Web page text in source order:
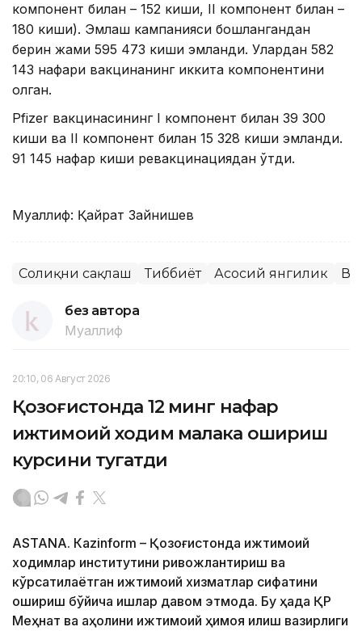
компонент билан – 152 киши, II компонент билан –
180 киши). Эмлаш кампанияси бошлангандан
берин жами 595 473 киши эмланди. Улардан 582
143 нафари вакцинанинг иккита компонентини
олган.
Pfizer вакцинасининг I компонент билан 39 300
киши ва II компонент билан 15 328 киши эмланди.
91 145 нафар киши ревакцинациядан ўтди.
Муаллиф: Қайрат Зайнишев
Соғлиқни сақлаш Тиббиёт Асосий янгилик
без автора
Муаллиф
20:10, 06 Август 2026
Қозоғистонда 12 минг нафар
ижтимоий ходим малака ошириш
курсини тугатди
ASTANА. Кazinform – Қозоғистонда ижтимоий
ходимлар институтини ривожлантириш ва
кўрсатилаётган ижтимоий хизматлар сифатини
ошириш бўйича ишлар давом этмоқда. Бу ҳақда ҚР
Меҳнат ва аҳолини ижтимоий ҳимоя қилиш вазирлиги